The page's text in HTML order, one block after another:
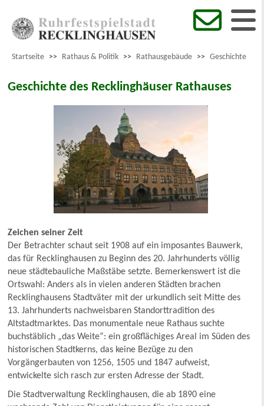
Startseite >> Rathaus & Politik >> Rathausgebäude >> Geschichte
Geschichte des Recklinghäuser Rathauses
Zeichen seiner Zeit
Der Betrachter schaut seit 1908 auf ein imposantes Bauwerk,
das für Recklinghausen zu Beginn des 20. Jahrhunderts völlig
neue städtebauliche Maßstäbe setzte. Bemerkenswert ist die
Ortswahl: Anders als in vielen anderen Städten brachen
Recklinghausens Stadtväter mit der urkundlich seit Mitte des
13. Jahrhunderts nachweisbaren Standorttradition des
Altstadtmarktes. Das monumentale neue Rathaus suchte
buchstäblich „das Weite“: ein großflächiges Areal im Süden des
historischen Stadtkerns, das keine Bezüge zu den
Vorgängerbauten von 1256, 1505 und 1847 aufweist,
entwickelte sich rasch zur ersten Adresse der Stadt.
Die Stadtverwaltung Recklinghausen, die ab 1890 eine